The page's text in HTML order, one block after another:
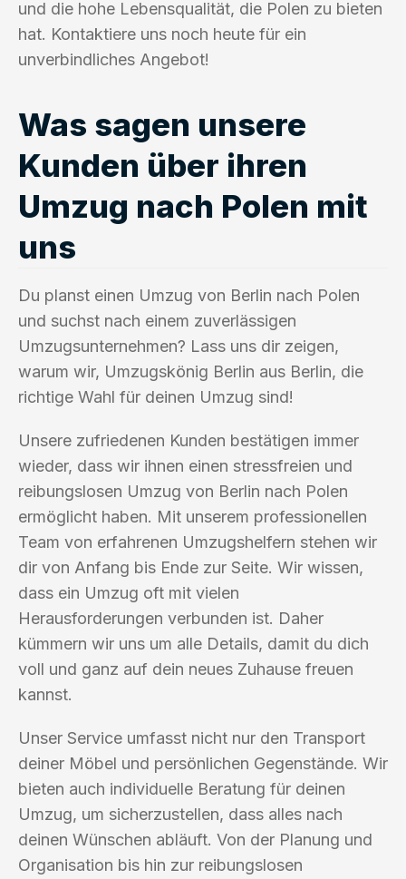
und die hohe Lebensqualität, die Polen zu bieten
hat. Kontaktiere uns noch heute für ein
unverbindliches Angebot!
Was sagen unsere
Kunden über ihren
Umzug nach Polen mit
uns
Du planst einen Umzug von Berlin nach Polen
und suchst nach einem zuverlässigen
Umzugsunternehmen? Lass uns dir zeigen,
warum wir, Umzugskönig Berlin aus Berlin, die
richtige Wahl für deinen Umzug sind!
Unsere zufriedenen Kunden bestätigen immer
wieder, dass wir ihnen einen stressfreien und
reibungslosen Umzug von Berlin nach Polen
ermöglicht haben. Mit unserem professionellen
Team von erfahrenen Umzugshelfern stehen wir
dir von Anfang bis Ende zur Seite. Wir wissen,
dass ein Umzug oft mit vielen
Herausforderungen verbunden ist. Daher
kümmern wir uns um alle Details, damit du dich
voll und ganz auf dein neues Zuhause freuen
kannst.
Unser Service umfasst nicht nur den Transport
deiner Möbel und persönlichen Gegenstände. Wir
bieten auch individuelle Beratung für deinen
Umzug, um sicherzustellen, dass alles nach
deinen Wünschen abläuft. Von der Planung und
Organisation bis hin zur reibungslosen